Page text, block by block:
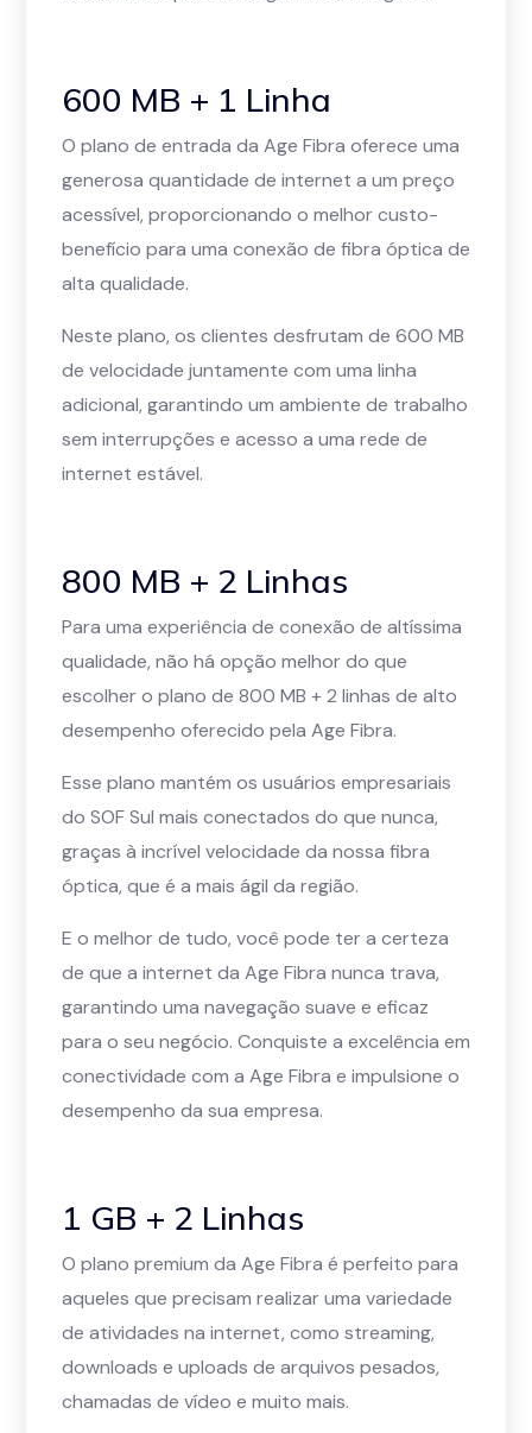
600 MB + 1 Linha
O plano de entrada da Age Fibra oferece uma
generosa quantidade de internet a um preço
acessível, proporcionando o melhor custo-
benefício para uma conexão de fibra óptica de
alta qualidade.
Neste plano, os clientes desfrutam de 600 MB
de velocidade juntamente com uma linha
adicional, garantindo um ambiente de trabalho
sem interrupções e acesso a uma rede de
internet estável.
800 MB + 2 Linhas
Para uma experiência de conexão de altíssima
qualidade, não há opção melhor do que
escolher o plano de 800 MB + 2 linhas de alto
desempenho oferecido pela Age Fibra.
Esse plano mantém os usuários empresariais
do SOF Sul mais conectados do que nunca,
graças à incrível velocidade da nossa fibra
óptica, que é a mais ágil da região.
E o melhor de tudo, você pode ter a certeza
de que a internet da Age Fibra nunca trava,
garantindo uma navegação suave e eficaz
para o seu negócio. Conquiste a excelência em
conectividade com a Age Fibra e impulsione o
desempenho da sua empresa.
1 GB + 2 Linhas
O plano premium da Age Fibra é perfeito para
aqueles que precisam realizar uma variedade
de atividades na internet, como streaming,
downloads e uploads de arquivos pesados,
chamadas de vídeo e muito mais.